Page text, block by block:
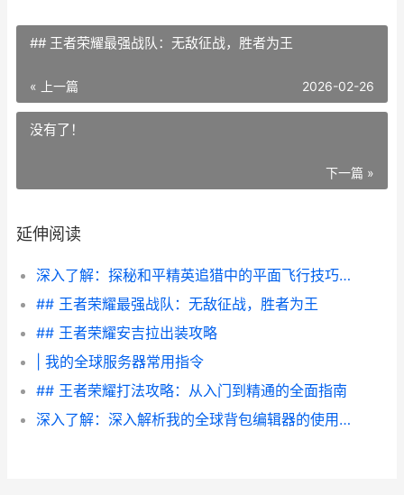
## 王者荣耀最强战队：无敌征战，胜者为王
« 上一篇 2026-02-26
没有了！
下一篇 »
延伸阅读
深入了解：探秘和平精英追猎中的平面飞行技巧与攻略
## 王者荣耀最强战队：无敌征战，胜者为王
## 王者荣耀安吉拉出装攻略
| 我的全球服务器常用指令
## 王者荣耀打法攻略：从入门到精通的全面指南
深入了解：深入解析我的全球背包编辑器的使用技巧